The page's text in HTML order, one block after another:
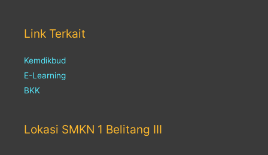
Link Terkait
Kemdikbud
E-Learning
BKK
Lokasi SMKN 1 Belitang III